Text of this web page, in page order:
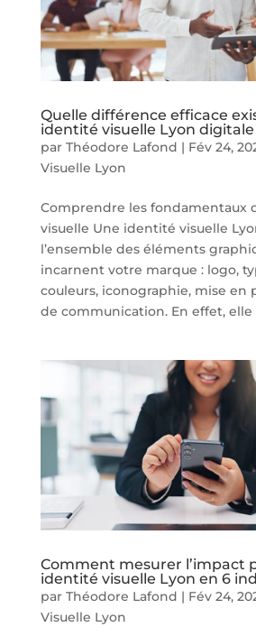
Quelle différence efficace
identité visuelle Lyon
par Théodore Lafond | Fév 24,
Visuelle Lyon
Comprendre les fondamentaux
visuelle Une identité visuelle
l’ensemble des éléments
incarnent votre marque : logo,
couleurs, iconographie, mise en
de communication. En effet, elle
Comment mesurer l’impact
identité visuelle Lyon en 6
par Théodore Lafond | Fév 24,
Visuelle Lyon